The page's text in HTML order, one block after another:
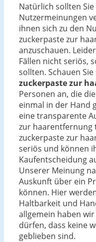
Natürlich sollten
Nutzermeinungen
ihnen sich zu den
zuckerpaste zur
anzuschauen.
Fällen nicht seriös,
sollten. Schauen
zuckerpaste zur
Personen an, die
einmal in der Hand
eine transparente
zur haarentfernung
zuckerpaste zur
seriös und können
Kaufentscheidung
Unserer Meinung
Auskunft über ein
können. Hier
Haltbarkeit und
allgemein haben
dürfen, dass keine
geblieben sind.